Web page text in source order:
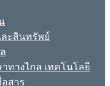
ละสินทรัพย์
ทางไกล เทคโนโลยี
สาร